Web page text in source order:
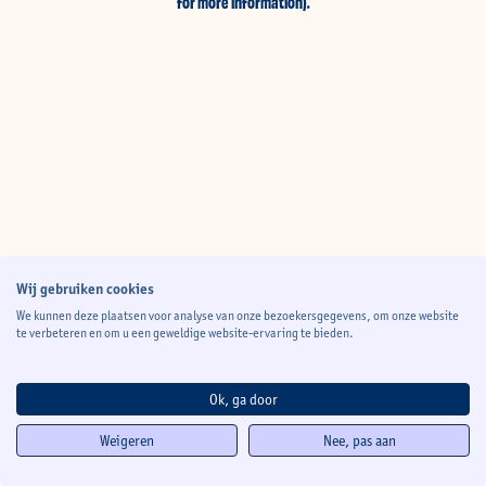
Wij gebruiken cookies
We kunnen deze plaatsen voor analyse van onze bezoekersgegevens, om onze website
te verbeteren en om u een geweldige website-ervaring te bieden.
Ok, ga door
Weigeren Nee, pas aan